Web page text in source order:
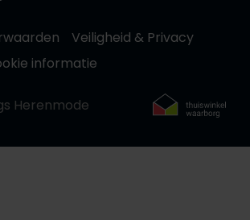
Veiligheid & Privacy
informatie
Herenmode